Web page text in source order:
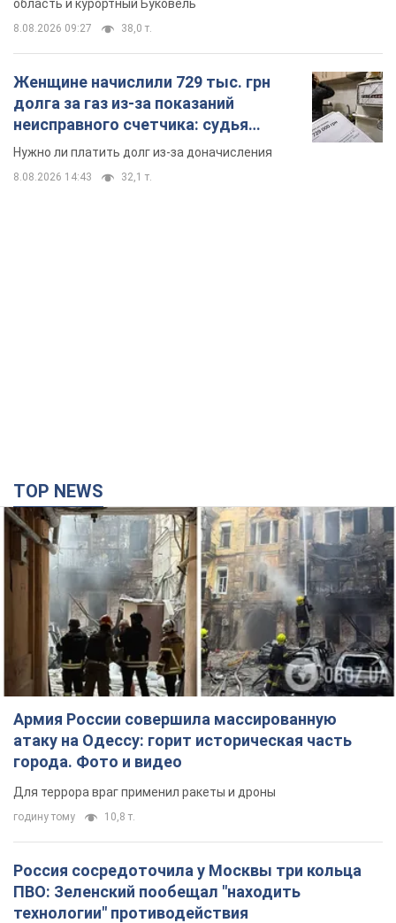
область и курортный Буковель
8.08.2026 09:27 38,0 т.
Женщине начислили 729 тыс. грн
долга за газ из-за показаний
неисправного счетчика: судья
вынес неожиданное решение
Нужно ли платить долг из-за доначисления
8.08.2026 14:43 32,1 т.
TOP NEWS
Армия России совершила массированную
атаку на Одессу: горит историческая часть
города. Фото и видео
Для террора враг применил ракеты и дроны
годину тому 10,8 т.
Россия сосредоточила у Москвы три кольца
ПВО: Зеленский пообещал "находить
технологии" противодействия